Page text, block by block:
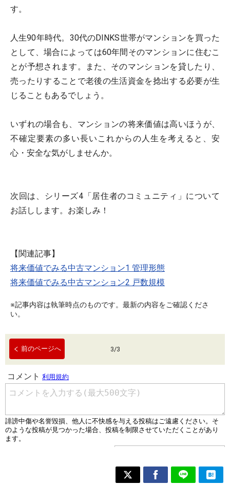
す。
人生90年時代。30代のDINKS世帯がマンションを買った
として、場合によっては60年間そのマンションに住むこ
とが予想されます。また、そのマンションを貸したり、
売ったりすることで老後の生活資金を捻出する必要が生
じることもあるでしょう。
いずれの場合も、マンションの将来価値は高いほうが、
不確定要素の多い長いこれからの人生を考えると、安
心・安全な気がしませんか。
次回は、シリーズ4「居住者のコミュニティ」について
お話しします。お楽しみ！
【関連記事】
将来価値でみる中古マンション1 管理形態
将来価値でみる中古マンション2 戸数規模
※記事内容は執筆時点のものです。最新の内容をご確認くださ
い。
前のページへ 3/3